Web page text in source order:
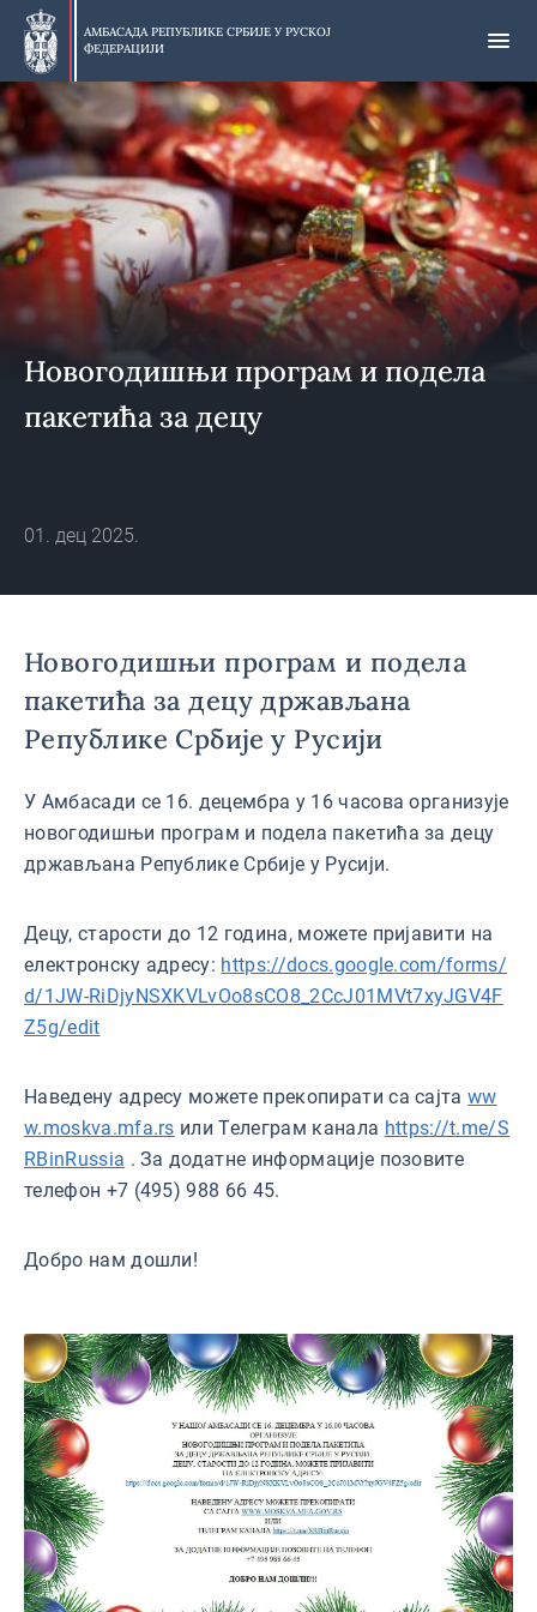
Прескочи
главни
део
АМБАСАДА РЕПУБЛИКЕ СРБИЈЕ У РУСКОЈ
ФЕДЕРАЦИЈИ
Новогодишњи програм и подела
пакетића за децу
01. дец 2025.
Новогодишњи програм и подела
пакетића за децу држављана
Републике Србије у Русији
У Амбасади се 16. децембра у 16 часова организује
новогодишњи програм и подела пакетића за децу
држављана Републике Србије у Русији.
Децу, старости до 12 година, можете пријавити на
електронску адресу: https://docs.google.com/forms/
d/1JW-RiDjyNSXKVLvOo8sCO8_2CcJ01MVt7xyJGV4F
Z5g/edit
Наведену адресу можете прекопирати са сајтаww
w.moskva.mfa.rs или Телеграм канала https://t.me/S
RBinRussia . За додатне информације позовите
телефон +7 (495) 988 66 45.
Добро нам дошли!